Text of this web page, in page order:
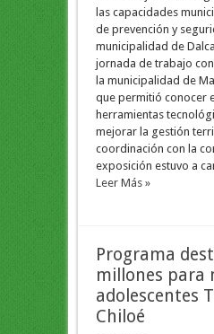
las capacidades
de prevención y
municipalidad de
jornada de trabajo
la municipalidad de
que permitió conocer
herramientas
mejorar la gestión
coordinación con la
exposición estuvo a
Leer Más »
Programa
millones para
adolescentes
Chiloé